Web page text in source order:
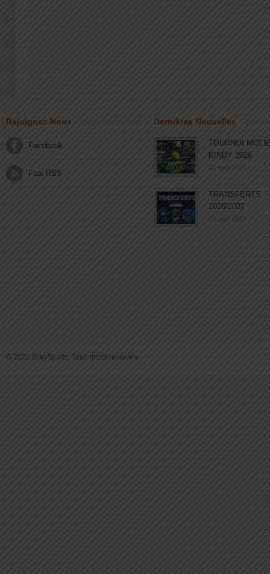
Rejoignez-Nous
Facebook
Flux RSS
Dernières Nouvelles
TOURNOI
KINDY 2026
03 août 2026
TRANSFERTS
2026/2027
03 août 2026
© 2026 BraySports. Tous droits reservés.